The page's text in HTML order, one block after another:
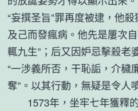
“妄撰圣旨”罪再度被逮，他
及己而發瘋病。他先是屢次
輒九生”；后又因妒忌擊殺老
“一涉義所否，干恥詬，介穢
奪”。以其行動，無疑是令人
1573年，坐牢七年獲釋